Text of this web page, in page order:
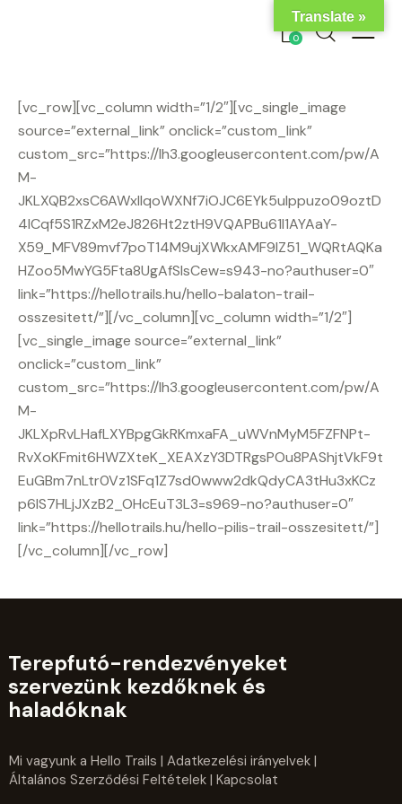
0
[vc_row][vc_column width=”1/2″][vc_single_image
source=”external_link” onclick=”custom_link”
custom_src=”https://lh3.googleusercontent.com/pw/A
M-
JKLXQB2xsC6AWxIlqoWXNf7iOJC6EYk5uIppuzo09oztD
4lCqf5S1RZxM2eJ826Ht2ztH9VQAPBu61l1AYAaY-
X59_MFV89mvf7poT14M9ujXWkxAMF9lZ51_WQRtAQKa
HZoo5MwYG5Fta8UgAfSlsCew=s943-no?authuser=0″
link=”https://hellotrails.hu/hello-balaton-trail-
osszesitett/”][/vc_column][vc_column width=”1/2″]
[vc_single_image source=”external_link”
onclick=”custom_link”
custom_src=”https://lh3.googleusercontent.com/pw/A
M-
JKLXpRvLHafLXYBpgGkRKmxaFA_uWVnMyM5FZFNPt-
RvXoKFmit6HWZXteK_XEAXzY3DTRgsPOu8PAShjtVkF9t
EuGBm7nLtr0Vz1SFq1Z7sd0www2dkQdyCA3tHu3xKCz
p6lS7HLjJXzB2_OHcEuT3L3=s969-no?authuser=0″
link=”https://hellotrails.hu/hello-pilis-trail-osszesitett/”]
[/vc_column][/vc_row]
Terepfutó-rendezvényeket
szervezünk kezdőknek és
haladóknak
Mi vagyunk a Hello Trails | Adatkezelési irányelvek |
Általános Szerződési Feltételek | Kapcsolat
Translate »